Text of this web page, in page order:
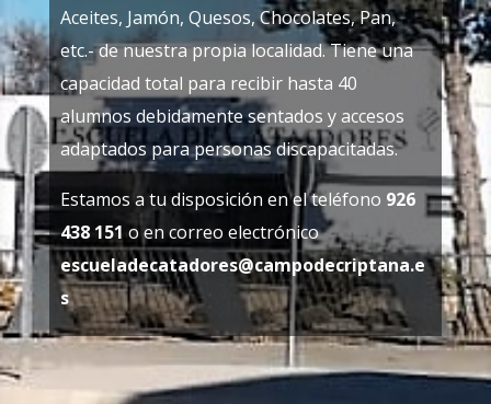
Aceites, Jamón, Quesos, Chocolates, Pan,
etc.- de nuestra propia localidad. Tiene una
capacidad total para recibir hasta 40
alumnos debidamente sentados y accesos
adaptados para personas discapacitadas.
Estamos a tu disposición en el teléfono 926
438 151 o en correo electrónico
escueladecatadores@campodecriptana.e
s